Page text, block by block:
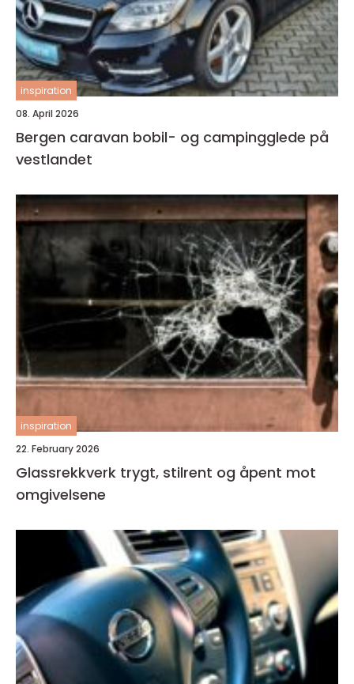
inspiration
08. April 2026
Bergen caravan bobil- og campingglede på
vestlandet
inspiration
22. February 2026
Glassrekkverk trygt, stilrent og åpent mot
omgivelsene